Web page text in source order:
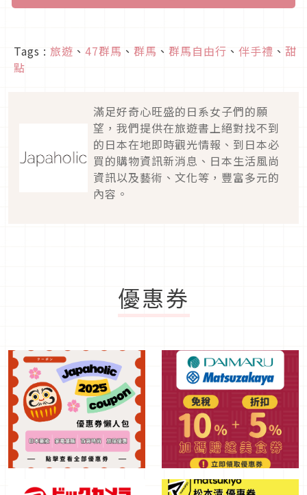
Tags : 旅遊 、 47群馬 、 群馬 、 群馬自由行 、 伴手禮 、 甜
點
滿足好奇心旺盛的日系女子們的願
望，我們提供在旅遊書上絕對找不到
的日本在地即時觀光情報、到日本必
買的購物資訊新消息、日本生活風尚
資訊以及藝術、文化等，豐富多元的
內容。
優惠券